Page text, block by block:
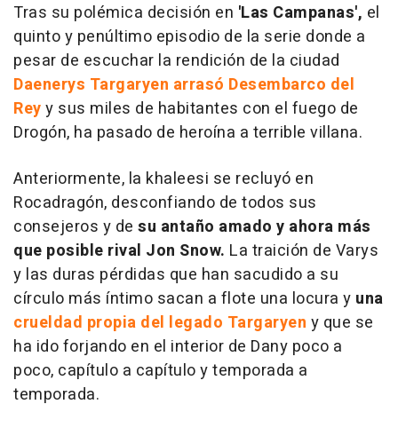
Tras su polémica decisión en 'Las Campanas', el
quinto y penúltimo episodio de la serie donde a
pesar de escuchar la rendición de la ciudad
Daenerys Targaryen arrasó Desembarco del
Reyy sus miles de habitantes con el fuego de
Drogón, ha pasado de heroína a terrible villana.
Anteriormente, la khaleesi se recluyó en
Rocadragón, desconfiando de todos sus
consejeros y de su antaño amado y ahora más
que posible rival Jon Snow. La traición de Varys
y las duras pérdidas que han sacudido a su
círculo más íntimo sacan a flote una locura y una
crueldad propia del legado Targaryen y que se
ha ido forjando en el interior de Dany poco a
poco, capítulo a capítulo y temporada a
temporada.